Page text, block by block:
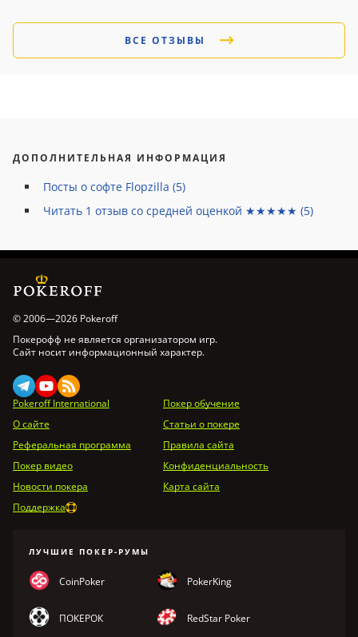
ВСЕ ОТЗЫВЫ
ДОПОЛНИТЕЛЬНАЯ ИНФОРМАЦИЯ
Посты о софте Flopzilla (5)
Читать 1 отзыв со средней оценкой ★★★★★ (5)
© 2006—2026 Pokeroff
Покерофф не является организатором игр.
Сайт носит информационный характер.
Pokeroff International
Покер обучение
О сайте
Статьи о покере
Реферальная программа
Правила сайта
Покер видео
Конфиденциальность
Новости покера
Карта сайта
Поддержка
ЛУЧШИЕ ПОКЕР-РУМЫ
CoinPoker PokerKing
ПОКЕРОК RedStar Poker